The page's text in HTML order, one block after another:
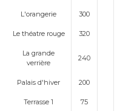
L'orangerie 300
Le théatre rouge 320
La grande
verrière
240
Palais d'hiver 200
Terrasse 1 75